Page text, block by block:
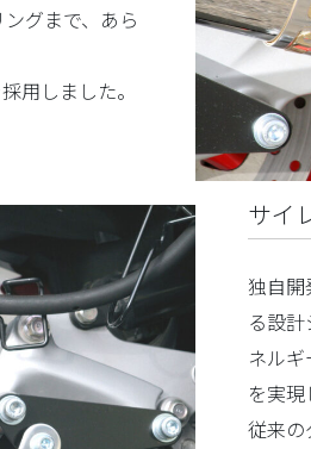
グまで、あら
用しました。
サイ
独自
る設
ネル
を実現
従来